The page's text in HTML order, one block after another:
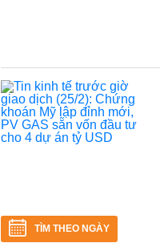
TÌM THEO NGÀY